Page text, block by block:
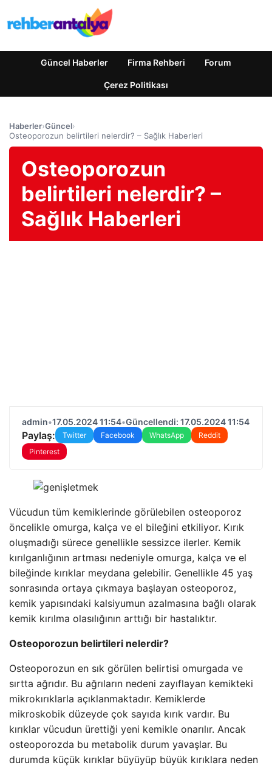
Güncel Haberler Firma Rehberi Forum
Çerez Politikası
Haberler›Güncel›
Osteoporozun belirtileri nelerdir? – Sağlık Haberleri
Osteoporozun
belirtileri nelerdir? –
Sağlık Haberleri
admin•17.05.2024 11:54•Güncellendi: 17.05.2024 11:54
Paylaş: Twitter Facebook WhatsApp
Reddit
Pinterest
Vücudun tüm kemiklerinde görülebilen osteoporoz
öncelikle omurga, kalça ve el bileğini etkiliyor. Kırık
oluşmadığı sürece genellikle sessizce ilerler. Kemik
kırılganlığının artması nedeniyle omurga, kalça ve el
bileğinde kırıklar meydana gelebilir. Genellikle 45 yaş
sonrasında ortaya çıkmaya başlayan osteoporoz,
kemik yapısındaki kalsiyumun azalmasına bağlı olarak
kemik kırılma olasılığının arttığı bir hastalıktır.
Osteoporozun belirtileri nelerdir?
Osteoporozun en sık görülen belirtisi omurgada ve
sırtta ağrıdır. Bu ağrıların nedeni zayıflayan kemikteki
mikrokırıklarla açıklanmaktadır. Kemiklerde
mikroskobik düzeyde çok sayıda kırık vardır. Bu
kırıklar vücudun ürettiği yeni kemikle onarılır. Ancak
osteoporozda bu metabolik durum yavaşlar. Bu
durumda küçük kırıklar büyüyüp büyük kırıklara neden